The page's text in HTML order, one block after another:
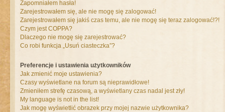
Zapomniałem hasła!
Zarejestrowałem się, ale nie mogę się zalogować!
Zarejestrowałem się jakiś czas temu, ale nie mogę się teraz zalogować!?!
Czym jest COPPA?
Dlaczego nie mogę się zarejestrować?
Co robi funkcja „Usuń ciasteczka”?
Preferencje i ustawienia użytkowników
Jak zmienić moje ustawienia?
Czasy wyświetlane na forum są nieprawidłowe!
Zmieniłem strefę czasową, a wyświetlany czas nadal jest zły!
My language is not in the list!
Jak mogę wyświetlić obrazek przy mojej nazwie użytkownika?